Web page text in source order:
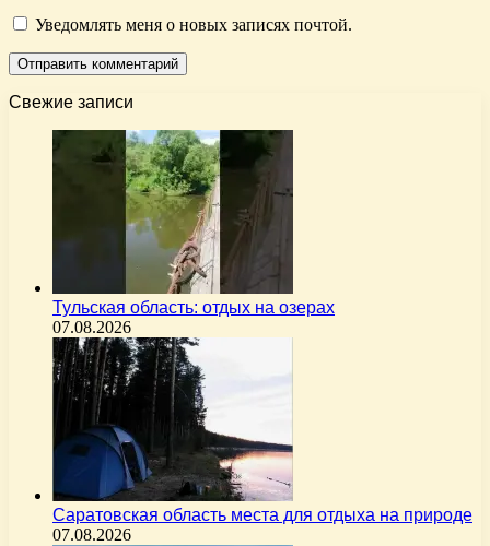
Уведомлять меня о новых записях почтой.
Свежие записи
Тульская область: отдых на озерах
07.08.2026
Саратовская область места для отдыха на природе
07.08.2026